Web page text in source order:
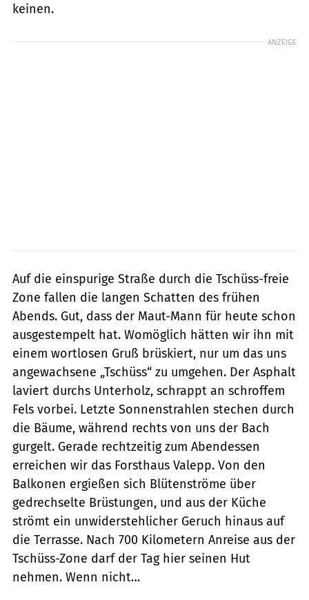
keinen.
ANZEIGE
Auf die einspurige Straße durch die Tschüss-freie
Zone fallen die langen Schatten des frühen
Abends. Gut, dass der Maut-Mann für heute schon
ausgestempelt hat. Womöglich hätten wir ihn mit
einem wortlosen Gruß brüskiert, nur um das uns
angewachsene „Tschüss“ zu umgehen. Der Asphalt
laviert durchs Unterholz, schrappt an schroffem
Fels vorbei. Letzte Sonnenstrah­len stechen durch
die Bäume, während rechts von uns der Bach
gurgelt. Gerade rechtzeitig zum Abendessen
erreichen wir das Forsthaus Valepp. Von den
Balkonen ergießen sich Blütenströme über
gedrechselte Brüstungen, und aus der Küche
strömt ein unwiderstehlicher Geruch hinaus auf
die Terrasse. Nach 700 Kilometern Anreise aus der
Tschüss-Zone darf der Tag hier seinen Hut
nehmen. Wenn nicht…